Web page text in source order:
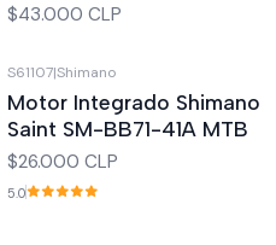
$43.000 CLP
Out of stock
S61107|Shimano
Motor Integrado Shimano
Saint SM-BB71-41A MTB
$26.000 CLP
5.0